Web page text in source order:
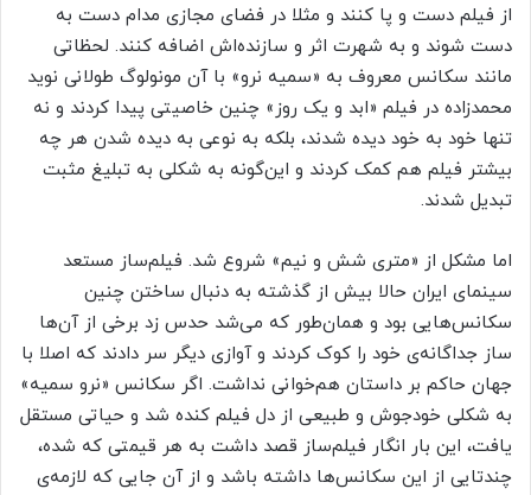
از فیلم دست و پا کنند و مثلا در فضای مجازی مدام دست به
دست شوند و به شهرت اثر و سازنده‌اش اضافه کنند. لحظاتی
مانند سکانس معروف به «سمیه نرو» با آن مونولوگ طولانی نوید
محمدزاده در فیلم «ابد و یک روز» چنین خاصیتی پیدا کردند و نه
تنها خود به خود دیده شدند، بلکه به نوعی به دیده شدن هر چه
بیشتر فیلم هم کمک کردند و این‌گونه به شکلی به تبلیغ مثبت
تبدیل شدند.
اما مشکل از «متری شش و نیم» شروع شد. فیلم‌ساز مستعد
سینمای ایران حالا بیش از گذشته به دنبال ساختن چنین
سکانس‌هایی بود و همان‌طور که می‌شد حدس زد برخی از آن‌ها
ساز جداگانه‌ی خود را کوک کردند و آوازی دیگر سر دادند که اصلا با
جهان حاکم بر داستان هم‌خوانی نداشت. اگر سکانس «نرو سمیه»
به شکلی خودجوش و طبیعی از دل فیلم کنده شد و حیاتی مستقل
یافت، این بار انگار فیلم‌ساز قصد داشت به هر قیمتی که شده،
چندتایی از این سکانس‌ها داشته باشد و از آن جایی که لازمه‌ی